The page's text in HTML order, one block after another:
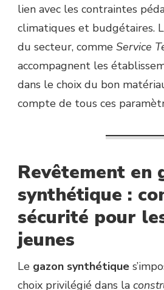
lien avec les contraintes
climatiques et budgétaires.
du secteur, comme Service
accompagnent les
dans le choix du bon
compte de tous ces
Revêtement en
synthétique :
sécurité pour
jeunes
Le gazon synthétique
choix privilégié dans la